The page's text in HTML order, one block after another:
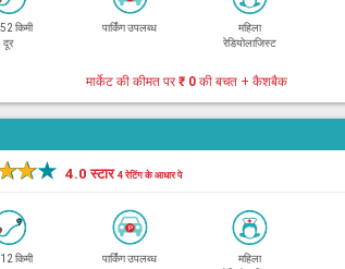
किमी
दूर
पार्किंग उपलब्ध
महिला
रेडियोलाजिस्ट
मार्केट की कीमत पर₹ 0 की बचत + कैशबैक
★★ 4.0 स्टार4 रेटिंग के आधार पे
किमी
पार्किंग उपलब्ध
महिला